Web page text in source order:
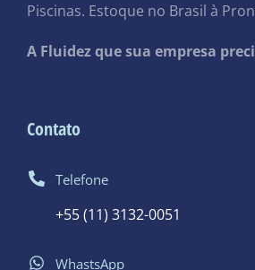
Piscinas. Estoque no Brasil à
A Fluidez que sua empresa
Contato
Telefone
+55 (11) 3132-0051
WhastsApp